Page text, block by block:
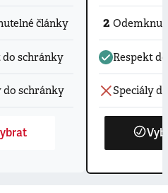
články
do schránky
do schránky
2
Respekt
Speciály